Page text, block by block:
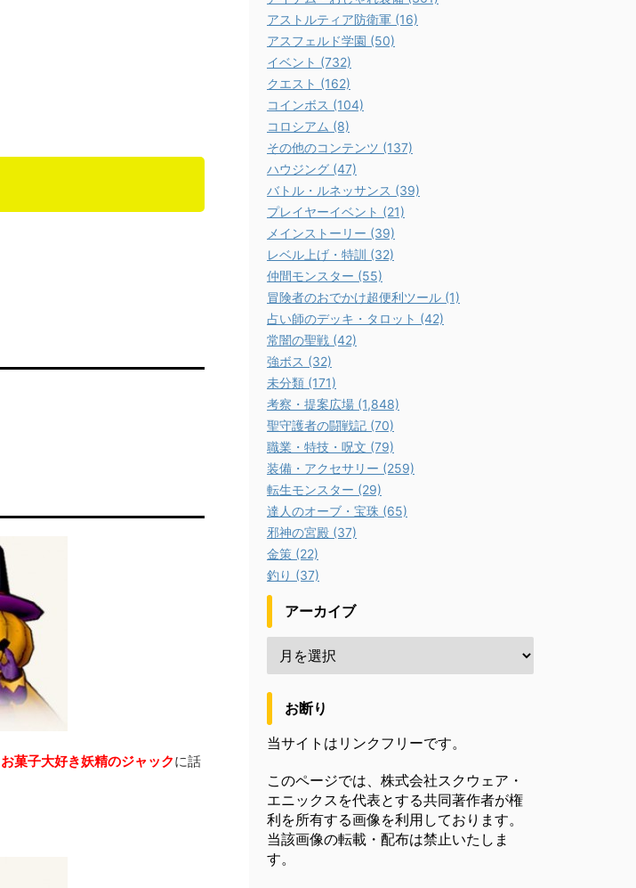
お菓子大好き妖精のジャックに話
アストルティア防衛軍 (16)
アスフェルド学園 (50)
イベント (732)
クエスト (162)
コインボス (104)
コロシアム (8)
その他のコンテンツ (137)
ハウジング (47)
バトル・ルネッサンス (39)
プレイヤーイベント (21)
メインストーリー (39)
レベル上げ・特訓 (32)
仲間モンスター (55)
冒険者のおでかけ超便利ツール (1)
占い師のデッキ・タロット (42)
常闇の聖戦 (42)
強ボス (32)
未分類 (171)
考察・提案広場 (1,848)
聖守護者の闘戦記 (70)
職業・特技・呪文 (79)
装備・アクセサリー (259)
転生モンスター (29)
達人のオーブ・宝珠 (65)
邪神の宮殿 (37)
金策 (22)
釣り (37)
アーカイブ
お断り
当サイトはリンクフリーです。
このページでは、株式会社スクウェア・
エニックスを代表とする共同著作者が権
利を所有する画像を利用しております。
当該画像の転載・配布は禁止いたしま
す。